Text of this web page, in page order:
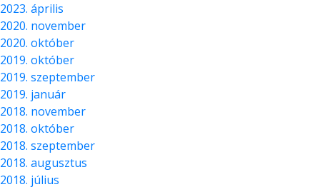
2023. április
2020. november
2020. október
2019. október
2019. szeptember
2019. január
2018. november
2018. október
2018. szeptember
2018. augusztus
2018. július